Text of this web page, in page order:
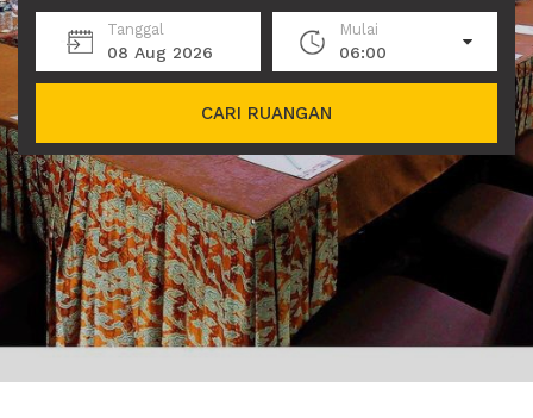
Tanggal
08 Aug 2026
Mulai
06:00
CARI RUANGAN